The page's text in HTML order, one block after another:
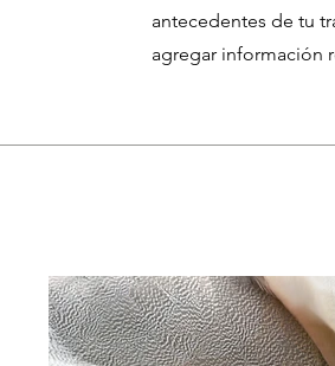
antecedentes de tu
agregar información